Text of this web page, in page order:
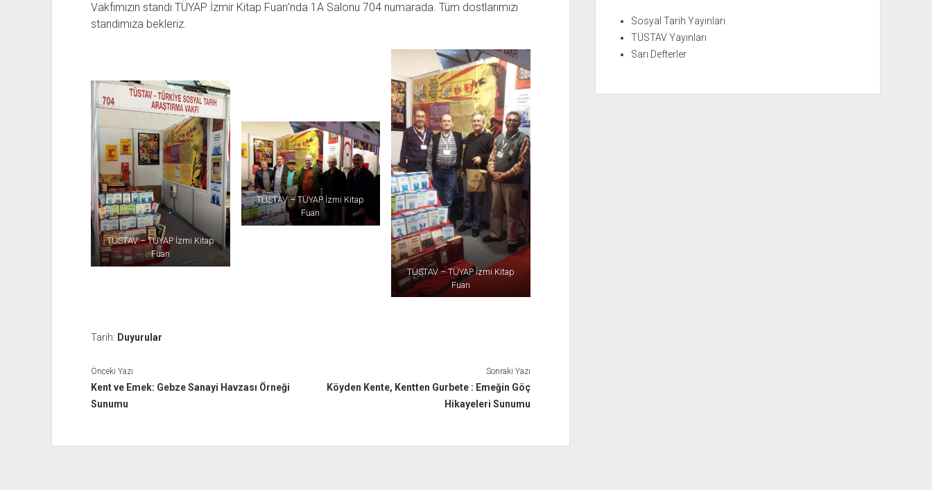
Vakfımızın standı TÜYAP İzmir Kitap Fuarı’nda 1A Salonu 704 numarada. Tüm dostlarımızı
standımıza bekleriz.
TÜSTAV – TÜYAP İzmi Kitap
Fuarı
TÜSTAV – TÜYAP İzmi Kitap
Fuarı
TÜSTAV – TÜYAP İzmi Kitap
Fuarı
Tarih: Duyurular
Önceki Yazı
Kent ve Emek: Gebze Sanayi Havzası Örneği
Sunumu
Sonraki Yazı
Köyden Kente, Kentten Gurbete : Emeğin Göç
Hikayeleri Sunumu
Sosyal Tarih Yayınları
TÜSTAV Yayınları
Sarı Defterler